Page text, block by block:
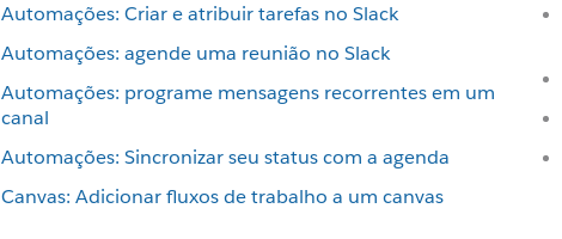
Automações: Criar e atribuir tarefas no Slack
Automações: agende uma reunião no Slack
Automações: programe mensagens recorrentes em um
canal
Automações: Sincronizar seu status com a agenda
Canvas: Adicionar fluxos de trabalho a um canvas